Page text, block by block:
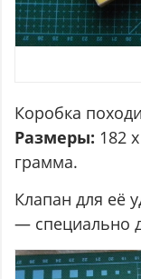
Коробка
Размеры: 182
грамма.
Клапан для её
— специально